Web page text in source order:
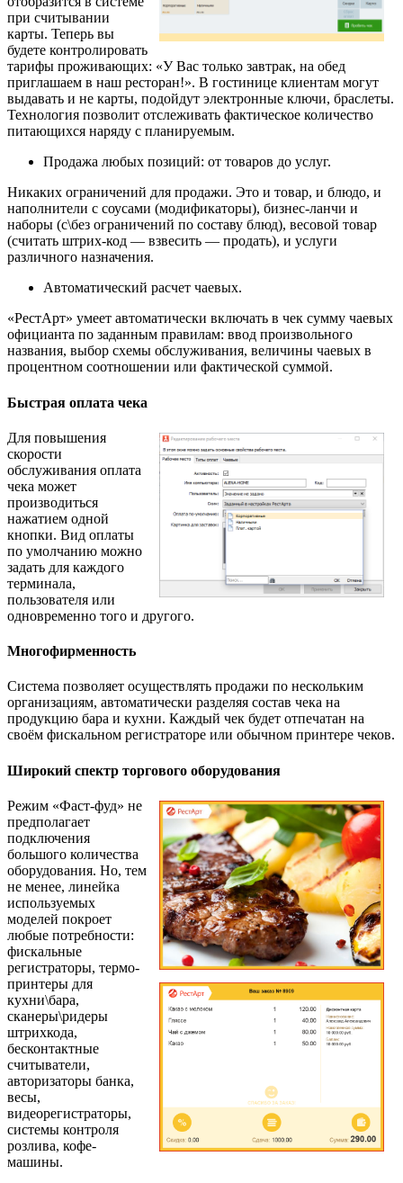
при считывании
карты. Теперь вы
будете контролировать
тарифы проживающих: «У Вас только завтрак, на обед
приглашаем в наш ресторан!». В гостинице клиентам могут
выдавать и не карты, подойдут электронные ключи, браслеты.
Технология позволит отслеживать фактическое количество
питающихся наряду с планируемым.
Продажа любых позиций: от товаров до услуг.
Никаких ограничений для продажи. Это и товар, и блюдо, и
наполнители с соусами (модификаторы), бизнес-ланчи и
наборы (с\без ограничений по составу блюд), весовой товар
(считать штрих-код — взвесить — продать), и услуги
различного назначения.
Автоматический расчет чаевых.
«РестАрт» умеет автоматически включать в чек сумму чаевых
официанта по заданным правилам: ввод произвольного
названия, выбор схемы обслуживания, величины чаевых в
процентном соотношении или фактической суммой.
Быстрая оплата чека
Для повышения
скорости
обслуживания оплата
чека может
производиться
нажатием одной
кнопки. Вид оплаты
по умолчанию можно
задать для каждого
терминала,
пользователя или
одновременно того и другого.
Многофирменность
Система позволяет осуществлять продажи по нескольким
организациям, автоматически разделяя состав чека на
продукцию бара и кухни. Каждый чек будет отпечатан на
своём фискальном регистраторе или обычном принтере чеков.
Широкий спектр торгового оборудования
Режим «Фаст-фуд» не
предполагает
подключения
большого количества
оборудования. Но, тем
не менее, линейка
используемых
моделей покроет
любые потребности:
фискальные
регистраторы, термо-
принтеры для
кухни\бара,
сканеры\ридеры
штрихкода,
бесконтактные
считыватели,
авторизаторы банка,
весы,
видеорегистраторы,
системы контроля
розлива, кофе-
машины.